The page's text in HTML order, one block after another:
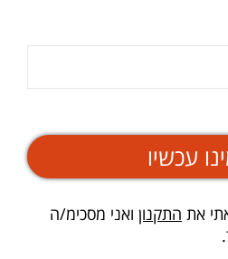
עכשיו
את התקנון ואני מסכימ/ה